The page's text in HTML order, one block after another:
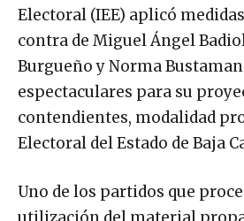
Electoral (IEE) aplicó
contra de Miguel Ángel
Burgueño y Norma
espectaculares para su
contendientes, modalidad
Electoral del Estado de Baja
Uno de los partidos que